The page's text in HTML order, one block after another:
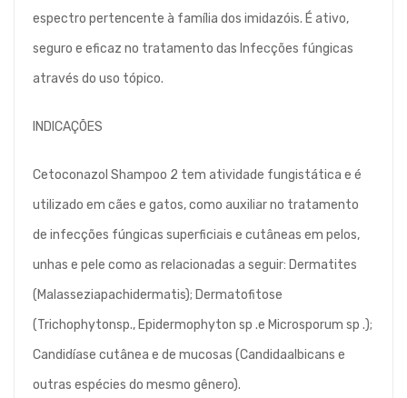
espectro pertencente à família dos imidazóis. É ativo,
seguro e eficaz no tratamento das Infecções fúngicas
através do uso tópico.
INDICAÇÕES
Cetoconazol Shampoo 2 tem atividade fungistática e é
utilizado em cães e gatos, como auxiliar no tratamento
de infecções fúngicas superficiais e cutâneas em pelos,
unhas e pele como as relacionadas a seguir: Dermatites
(Malasseziapachidermatis); Dermatofitose
(Trichophytonsp., Epidermophyton sp .e Microsporum sp .);
Candidíase cutânea e de mucosas (Candidaalbicans e
outras espécies do mesmo gênero).